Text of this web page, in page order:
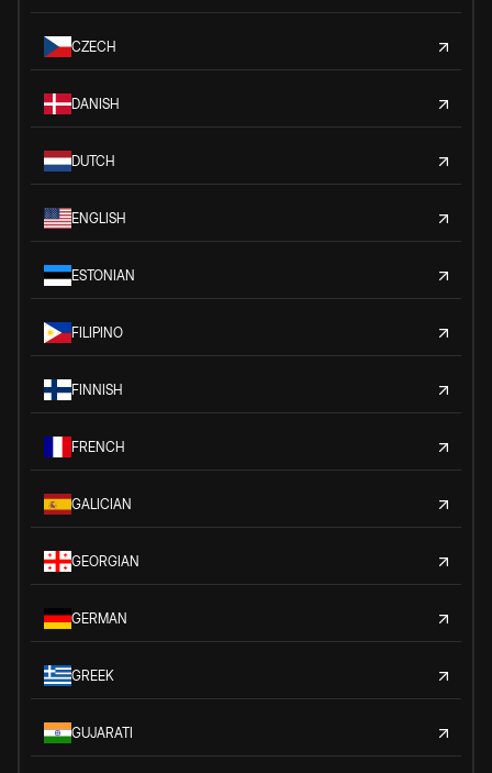
CZECH
DANISH
DUTCH
ENGLISH
ESTONIAN
FILIPINO
FINNISH
FRENCH
GALICIAN
GEORGIAN
GERMAN
GREEK
GUJARATI